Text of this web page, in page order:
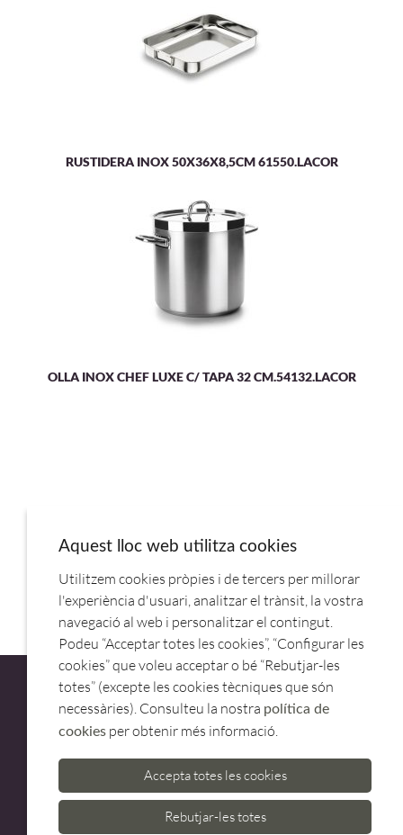
RUSTIDERA INOX 50X36X8,5CM 61550.LACOR
OLLA INOX CHEF LUXE C/ TAPA 32 CM.54132.LACOR
OLLA PRESION 33L 36CM PRO CLASSIC 20533.LACOR
ATENCIÓ AL CLIENT
973 500 580
Aquest lloc web utilitza cookies
Utilitzem cookies pròpies i de tercers per millorar
l'experiència d'usuari, analitzar el trànsit, la vostra
navegació al web i personalitzar el contingut.
Podeu “Acceptar totes les cookies”, “Configurar les
cookies” que voleu acceptar o bé “Rebutjar-les
totes” (excepte les cookies tècniques que són
necessàries). Consulteu la nostra política de
cookies per obtenir més informació.
Accepta totes les cookies
Rebutjar-les totes